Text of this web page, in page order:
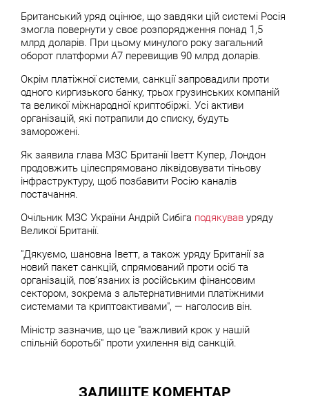
Британський уряд оцінює, що завдяки цій системі Росія
змогла повернути у своє розпорядження понад 1,5
млрд доларів. При цьому минулого року загальний
оборот платформи A7 перевищив 90 млрд доларів.
Окрім платіжної системи, санкції запровадили проти
одного киргизького банку, трьох грузинських компаній
та великої міжнародної криптобіржі. Усі активи
організацій, які потрапили до списку, будуть
заморожені.
Як заявила глава МЗС Британії Іветт Купер, Лондон
продовжить цілеспрямовано ліквідовувати тіньову
інфраструктуру, щоб позбавити Росію каналів
постачання.
Очільник МЗС України Андрій Сибіга подякував уряду
Великої Британії.
"Дякуємо, шановна Іветт, а також уряду Британії за
новий пакет санкцій, спрямований проти осіб та
організацій, пов’язаних із російським фінансовим
сектором, зокрема з альтернативними платіжними
системами та криптоактивами", — наголосив він.
Міністр зазначив, що це "важливий крок у нашій
спільній боротьбі" проти ухилення від санкцій.
ЗАЛИШТЕ КОМЕНТАР